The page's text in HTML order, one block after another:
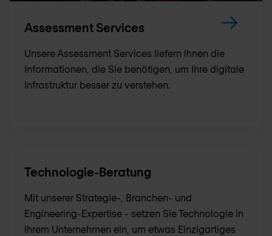
Assessment Services
Unsere Assessment Services liefern Ihnen die
Informationen, die Sie benötigen, um Ihre digitale
Infrastruktur besser zu verstehen.
Technologie-Beratung
Mit unserer Strategie-, Branchen- und
Engineering-Expertise - setzen Sie Technologie in
Ihrem Unternehmen ein, um etwas Einzigartiges